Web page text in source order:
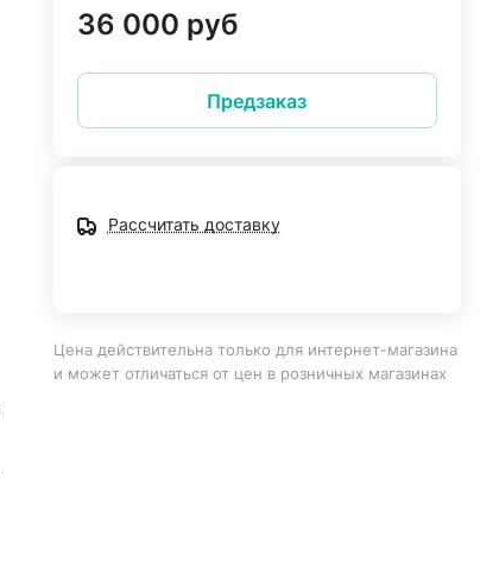
36 000 руб
Предзаказ
Рассчитать доставку
Цена действительна только для интернет-магазина
и может отличаться от цен в розничных магазинах